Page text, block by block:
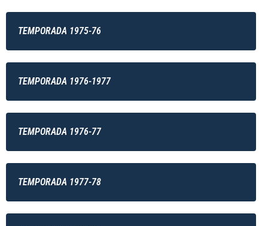
TEMPORADA 1975-76
TEMPORADA 1976-1977
TEMPORADA 1976-77
TEMPORADA 1977-78